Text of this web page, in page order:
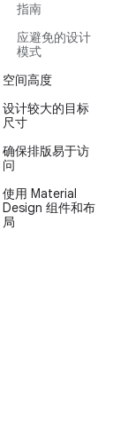
指南
应避免的设计
模式
空间高度
设计较大的目标
尺寸
确保排版易于访
问
使用 Material
Design 组件和布
局